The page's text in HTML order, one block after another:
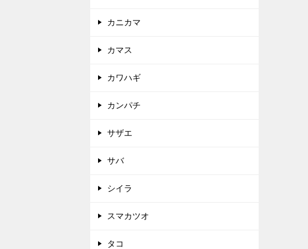
カニカマ
カマス
カワハギ
カンパチ
サザエ
サバ
シイラ
スマカツオ
タコ